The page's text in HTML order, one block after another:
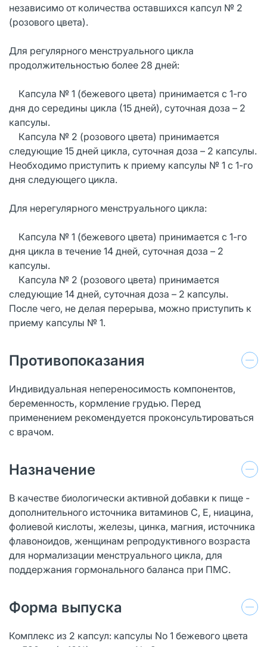
независимо от количества оставшихся капсул № 2
(розового цвета).
Для регулярного менструального цикла
продолжительностью более 28 дней:
Капсула № 1 (бежевого цвета) принимается с 1-го
дня до середины цикла (15 дней), суточная доза – 2
капсулы.
Капсула № 2 (розового цвета) принимается
следующие 15 дней цикла, суточная доза – 2 капсулы.
Необходимо приступить к приему капсулы № 1 с 1-го
дня следующего цикла.
Для нерегулярного менструального цикла:
Капсула № 1 (бежевого цвета) принимается с 1-го
дня цикла в течение 14 дней, суточная доза – 2
капсулы.
Капсула № 2 (розового цвета) принимается
следующие 14 дней, суточная доза – 2 капсулы.
После чего, не делая перерыва, можно приступить к
приему капсулы № 1.
Противопоказания
Индивидуальная непереносимость компонентов,
беременность, кормление грудью. Перед
применением рекомендуется проконсультироваться
с врачом.
Назначение
В качестве биологически активной добавки к пище -
дополнительного источника витаминов С, Е, ниацина,
фолиевой кислоты, железы, цинка, магния, источника
флавоноидов, женщинам репродуктивного возраста
для нормализации менструального цикла, для
поддержания гормонального баланса при ПМС.
Форма выпуска
Комплекс из 2 капсул: капсулы No 1 бежевого цвета